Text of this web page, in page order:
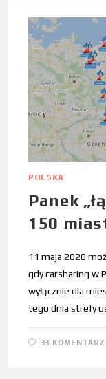
POLSKA
Panek
150
11 maja 2020
gdy carsharing w
wyłącznie dla
tego dnia strefy
33